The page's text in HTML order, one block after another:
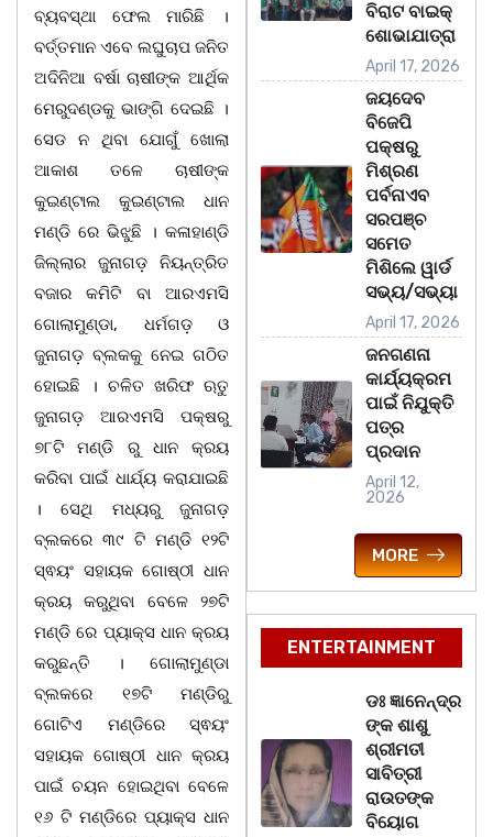
ବ୍ୟବସ୍ଥା ଫେଲ ମାରିଛି ।
ବର୍ତ୍ତମାନ ଏବେ ଲଘୁଚାପ ଜନିତ
ଅଦିନିଆ ବର୍ଷା ଚାଷୀଙ୍କ ଆର୍ଥିକ
ମେରୁଦଣ୍ଡକୁ ଭାଙ୍ଗି ଦେଇଛି ।
ସେଡ ନ ଥିବା ଯୋଗୁଁ ଖୋଲା
ଆକାଶ ତଳେ ଚାଷୀଙ୍କ
କୁଇଣ୍ଟାଲ କୁଇଣ୍ଟାଲ ଧାନ
ମଣ୍ଡି ରେ ଭିଝୁଛି । କଳାହାଣ୍ଡି
ଜିଲ୍ଲାର ଜୁନାଗଡ଼ ନିୟନ୍ତ୍ରିତ
ବଜାର କମିଟି ବା ଆରଏମସି
ଗୋଲାମୁଣ୍ଡା, ଧର୍ମଗଡ଼ ଓ
ଜୁନାଗଡ଼ ବ୍ଲକକୁ ନେଇ ଗଠିତ
ହୋଇଛି । ଚଳିତ ଖରିଫ ଋତୁ
ଜୁନାଗଡ଼ ଆରଏମସି ପକ୍ଷରୁ
୭୮ଟି ମଣ୍ଡି ରୁ ଧାନ କ୍ରୟ
କରିବା ପାଇଁ ଧାର୍ଯ୍ୟ କରାଯାଇଛି
। ସେଥି ମଧ୍ୟରୁ ଜୁନାଗଡ଼
ବ୍ଲକରେ ୩୯ ଟି ମଣ୍ଡି ୧୨ଟି
ସ୍ଵୟଂ ସହାୟକ ଗୋଷ୍ଠୀ ଧାନ
କ୍ରୟ କରୁଥିବା ବେଳେ ୨୭ଟି
ମଣ୍ଡି ରେ ପ୍ୟାକ୍ସ ଧାନ କ୍ରୟ
କରୁଛନ୍ତି । ଗୋଲାମୁଣ୍ଡା
ବ୍ଲକରେ ୧୭ଟି ମଣ୍ଡିରୁ
ଗୋଟିଏ ମଣ୍ଡିରେ ସ୍ଵୟଂ
ସହାୟକ ଗୋଷ୍ଠୀ ଧାନ କ୍ରୟ
ପାଇଁ ଚୟନ ହୋଇଥିବା ବେଳେ
୧୬ ଟି ମଣ୍ଡିରେ ପ୍ୟାକ୍ସ ଧାନ
ବିରାଟ ବାଇକ୍
ଶୋଭାଯାତ୍ରା
April 17, 2026
ଜୟଦେବ
ବିଜେପି
ପକ୍ଷରୁ
ମିଶ୍ରଣ
ପର୍ବନାଏବ
ସରପଞ୍ଚ
ସମେତ
ମିଶିଲେ ୱାର୍ଡ
ସଭ୍ୟ/ସଭ୍ୟା
April 17, 2026
ଜନଗଣନା
କାର୍ଯ୍ୟକ୍ରମ
ପାଇଁ ନିଯୁକ୍ତି
ପତ୍ର
ପ୍ରଦାନ
April 12,
2026
MORE
ENTERTAINMENT
ଡଃ ଜ୍ଞାନେନ୍ଦ୍ର
ଙ୍କ ଶାଶୁ
ଶ୍ରୀମତୀ
ସାବିତ୍ରୀ
ରାଉତଙ୍କ
ବିୟୋଗ